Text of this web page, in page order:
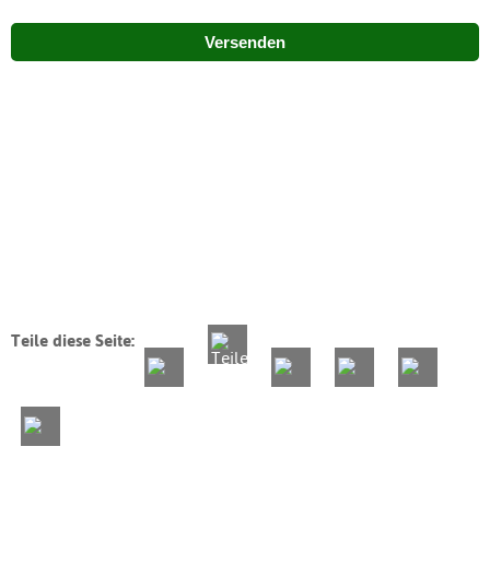
Versenden
Teile diese Seite: